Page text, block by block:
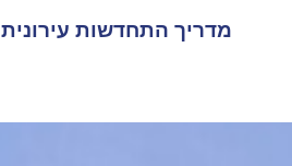
מדריך התחדשות עירונית